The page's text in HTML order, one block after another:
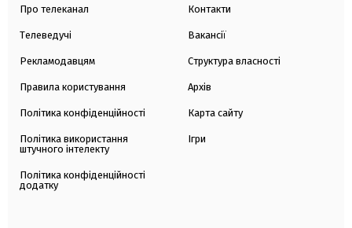
Про телеканал
Телеведучі
Рекламодавцям
Правила користування
Політика конфіденційності
Політика використання
штучного інтелекту
Політика конфіденційності
додатку
Контакти
Вакансії
Структура власності
Архів
Карта сайту
Ігри